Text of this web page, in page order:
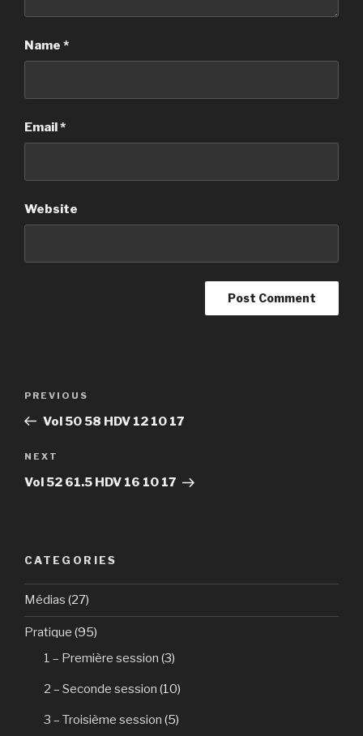
Name *
Email*
Website
Previous
Post
PREVIOUS
Vol 50 58 HDV 12 10 17
Next
Post
NEXT
Vol 52 61.5 HDV 16 10 17
CATEGORIES
Médias (27)
Pratique (95)
1 – Première session (3)
2 – Seconde session (10)
3 – Troisième session (5)